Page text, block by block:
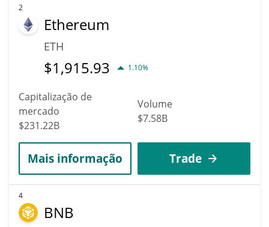
2
Ethereum
ETH
$1,915.93 1.10%
Capitalização de
mercado
$231.22B
Volume
$7.58B
Mais informação Trade
4
BNB